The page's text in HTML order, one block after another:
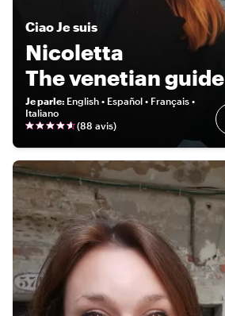
CiaoJe suis
Nicoletta
The venetian guide
Je parle: English • Español • Français •
Italiano
(88 avis)